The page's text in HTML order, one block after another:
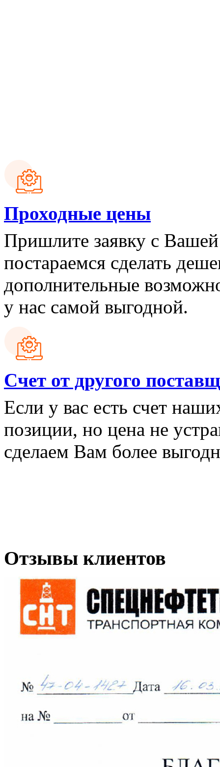
Проходные цены
Пришлите заявку с
постараемся сделать
дополнительные
у нас самой выгодной.
Cчет от другого
Если у вас есть счет
позиции, но цена не
сделаем Вам более
Отзывы клиентов